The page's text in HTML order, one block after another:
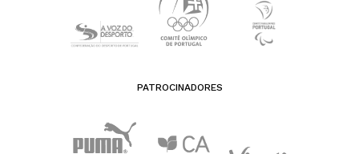
PATROCINADORES